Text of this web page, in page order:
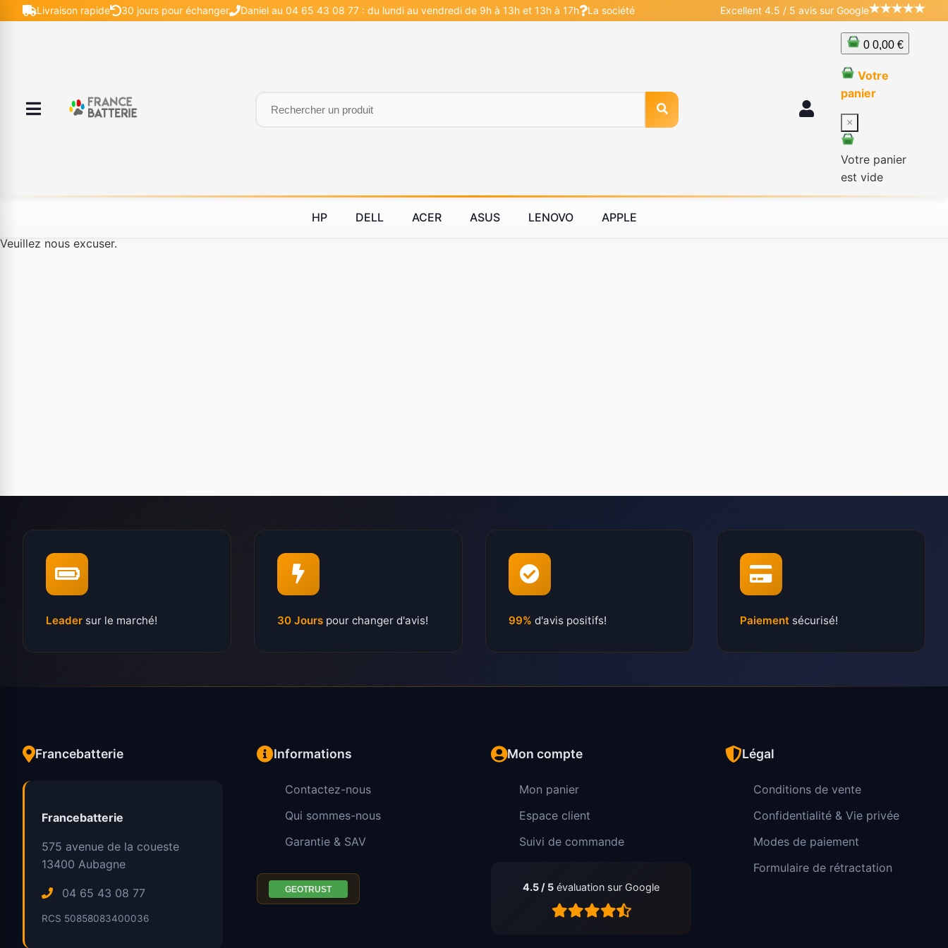
Livraison rapide 30 jours pour échanger Daniel au 04 65 43 08 77 : du lundi au vendredi de 9h à 13h et 13h à 17h La société Excellent 4.5 / 5 avis sur Google
0 0,00 €
Votre
panier
×
Votre panier
est vide
HP DELL ACER ASUS LENOVO APPLE
Veuillez nous excuser.
Leader sur le marché! 30 Jours pour changer d'avis! 99% d'avis positifs! Paiement sécurisé!
Francebatterie
Francebatterie
575 avenue de la coueste
13400 Aubagne
04 65 43 08 77
RCS 50858083400036
Informations
Contactez-nous
Qui sommes-nous
Garantie & SAV
Mon compte
Mon panier
Espace client
Suivi de commande
4.5 / 5 évaluation sur Google
Légal
Conditions de vente
Confidentialité & Vie privée
Modes de paiement
Formulaire de rétractation